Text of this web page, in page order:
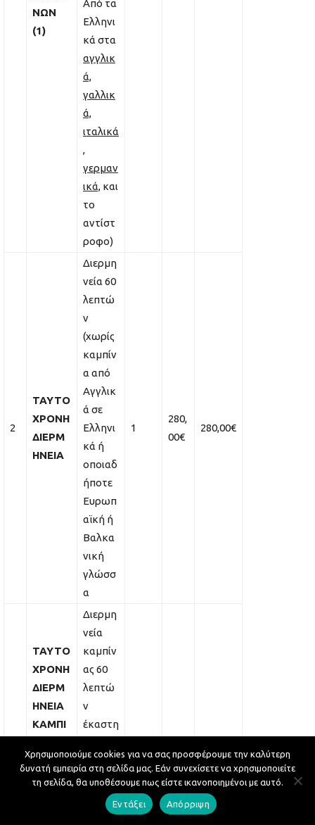
ΝΩΝ
(1)
Από τα
Ελληνι
κά στα
αγγλικ
ά,
γαλλικ
ά,
ιταλικά
,
γερμαν
ικά, και
το
αντίστ
ροφο)
2
ΤΑΥΤΟ
ΧΡΟΝΗ
ΔΙΕΡΜ
ΗΝΕΙΑ
Διερμη
νεία 60
λεπτώ
ν
(χωρίς
καμπίν
α από
Αγγλικ
ά σε
Ελληνι
κά ή
οποιαδ
ήποτε
Ευρωπ
αϊκή ή
Βαλκα
νική
γλώσσ
α
1
280,
00€
280,00€
ΤΑΥΤΟ
ΧΡΟΝΗ
ΔΙΕΡΜ
ΗΝΕΙΑ
ΚΑΜΠΙ
(ΔΙΑΡΚ
ΕΙΑΣ
Διερμη
νεία
καμπίν
ας 60
λεπτώ
ν
έκαστη
ευρωπ
αϊκή ή
βαλκα
1
320,
00 €
320,00
€
Χρησιμοποιούμε cookies για να σας προσφέρουμε την καλύτερη
δυνατή εμπειρία στη σελίδα μας. Εάν συνεχίσετε να χρησιμοποιείτε
τη σελίδα, θα υποθέσουμε πως είστε ικανοποιημένοι με αυτό.
Εντάξει Απόρριψη